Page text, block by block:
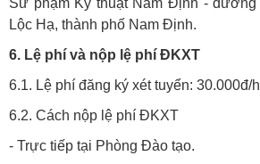
Sư phạm Kỹ thuật Nam Định -
Lộc Hạ, thành phố Nam Định.
6. Lệ phí và nộp lệ phí ĐKXT
6.1. Lệ phí đăng ký xét tuyển: 30.000đ/
6.2. Cách nộp lệ phí ĐKXT
- Trực tiếp tại Phòng Đào tạo.